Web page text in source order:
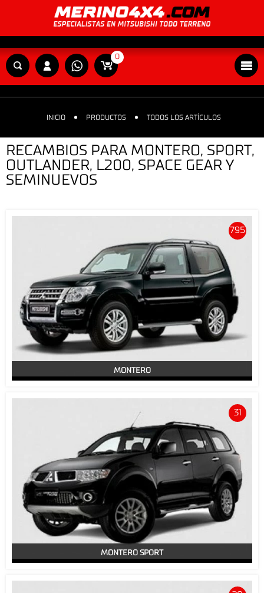
0
INICIO PRODUCTOS TODOS LOS ARTÍCULOS
RECAMBIOS PARA MONTERO, SPORT,
OUTLANDER, L200, SPACE GEAR Y
SEMINUEVOS
MONTERO
795
MONTERO SPORT
31